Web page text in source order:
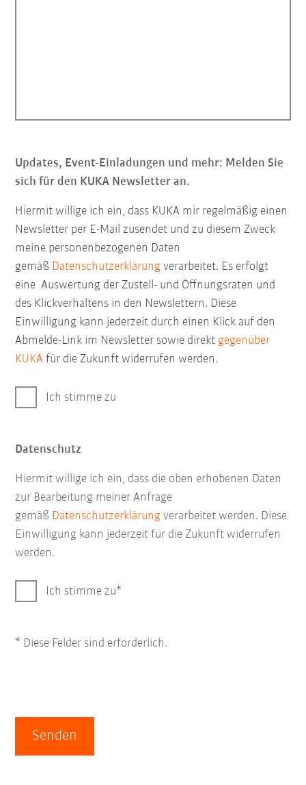
Updates, Event-Einladungen und mehr: Melden Sie
sich für den KUKA Newsletter an.
Hiermit willige ich ein, dass KUKA mir regelmäßig einen
Newsletter per E-Mail zusendet und zu diesem Zweck
meine personenbezogenen Daten
gemäß Datenschutzerklärung verarbeitet. Es erfolgt
eine Auswertung der Zustell- und Öffnungsraten und
des Klickverhaltens in den Newslettern. Diese
Einwilligung kann jederzeit durch einen Klick auf den
Abmelde-Link im Newsletter sowie direktgegenüber
KUKA für die Zukunft widerrufen werden.
Ich stimme zu
Datenschutz
Hiermit willige ich ein, dass die oben erhobenen Daten
zur Bearbeitung meiner Anfrage
gemäß Datenschutzerklärung verarbeitet werden. Diese
Einwilligung kann jederzeit für die Zukunft widerrufen
werden.
Ich stimme zu
* Diese Felder sind erforderlich.
Senden